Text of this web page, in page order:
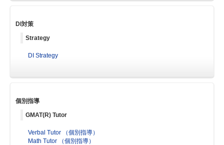
DI対策
Strategy
DI Strategy
個別指導
GMAT(R) Tutor
Verbal Tutor （個別指導）
Math Tutor （個別指導）